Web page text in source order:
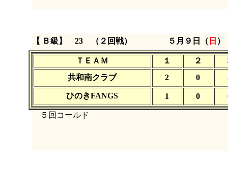
【 Ｂ級】 23 （２回戦） ５月９日（ 日 ）
ＴＥＡＭ １ ２
共和南クラブ
2 0
ひのきFANGS 1 0
５回コールド